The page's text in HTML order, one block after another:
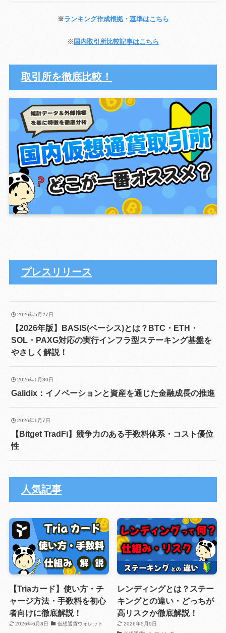
※ランキング作成根拠・基準はこちら
※ 国内取引所比較記事はこちら
取引所を徹底比較！
プレスリリース
2026年5月27日
【2026年版】BASIS(ベーシス)とは？BTC・ETH・
SOL・PAXG対応の実行インフラ型ステーキング基盤を
やさしく解説！
2026年1月30日
Galidix：イノベーションと資産を通じた金融成長の推進
2026年1月7日
【Bitget TradFi】競争力のある手数料体系・コスト優位
性
人気記事
【Triaカード】使い方・チ
ャージ方法・手数料を初心
者向けに徹底解説！
2026年6月8日 仮想通貨ウォレット
レンディングとは？ステー
キングとの違い・どっちが
高リスクか徹底解説！
2026年5月9日